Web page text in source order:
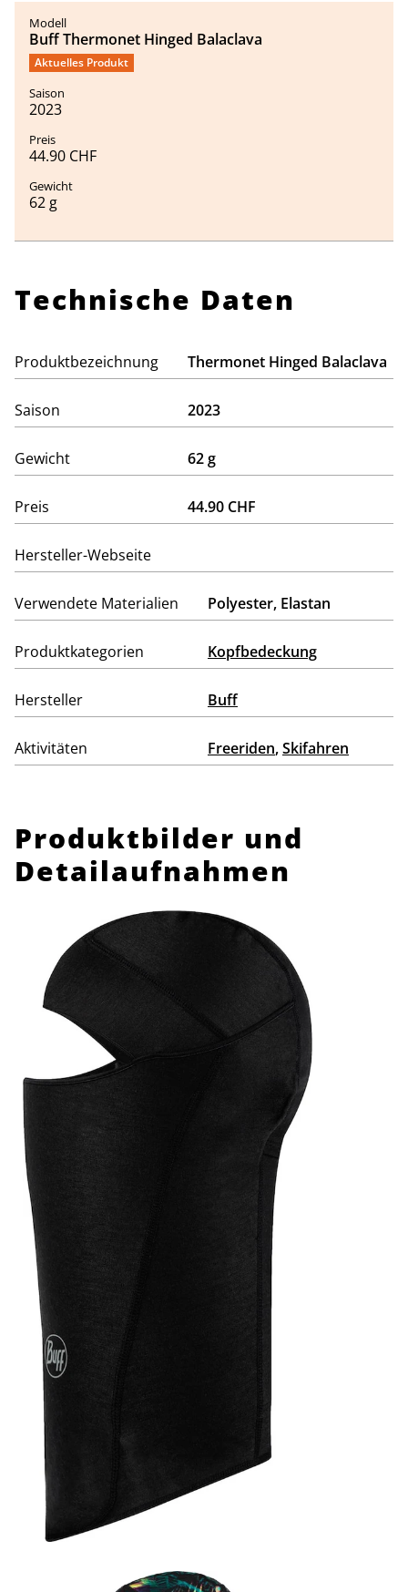
Buff Thermonet Hinged Balaclava
Aktuelles Produkt
2023
44.90 CHF
62 g
Technische Daten
Produktbezeichnung Thermonet Hinged Balaclava
Saison 2023
Gewicht 62 g
Preis 44.90 CHF
Hersteller-Webseite
Verwendete Materialien Polyester, Elastan
Produktkategorien Kopfbedeckung
Hersteller Buff
Aktivitäten Freeriden,Skifahren
Produktbilder und
Detailaufnahmen